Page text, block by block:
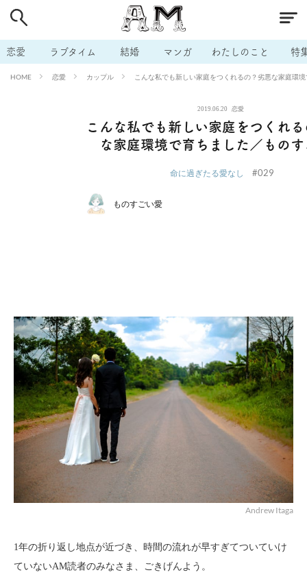
恋愛 ラブタイム 結婚 マンガ わたしのこと 特
HOME 恋愛 カップル こんな私でも新しい家庭をつくれるの？劣悪な家庭環
2019.06.20 恋愛
こんな私でも新しい家庭をつくれ
な家庭環境で育ちました／もの
命に過ぎたる愛なし #029
ものすごい愛
Andrew Itaga
1年の折り返し地点が近づき、時間の流れが早すぎてついていけ
ていないAM読者のみなさま、ごきげんよう。
# 男の本音 # セフレ # 不倫
# 出会う方法 # マッチングアプリ # ラブグッズ # 体の相